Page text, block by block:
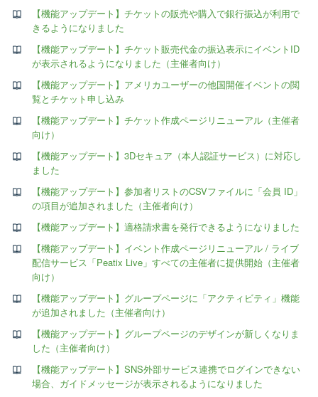
【機能アップデート】チケットの販売や購入で銀行振込が利用で
きるようになりました
【機能アップデート】チケット販売代金の振込表示にイベントID
が表示されるようになりました（主催者向け）
【機能アップデート】アメリカユーザーの他国開催イベントの閲
覧とチケット申し込み
【機能アップデート】チケット作成ページリニューアル（主催者
向け）
【機能アップデート】3Dセキュア（本人認証サービス）に対応し
ました
【機能アップデート】参加者リストのCSVファイルに「会員 ID」
の項目が追加されました（主催者向け）
【機能アップデート】適格請求書を発行できるようになりました
【機能アップデート】イベント作成ページリニューアル / ライブ
配信サービス「Peatix Live」すべての主催者に提供開始（主催者
向け）
【機能アップデート】グループページに「アクティビティ」機能
が追加されました（主催者向け）
【機能アップデート】グループページのデザインが新しくなりま
した（主催者向け）
【機能アップデート】SNS外部サービス連携でログインできない
場合、ガイドメッセージが表示されるようになりました